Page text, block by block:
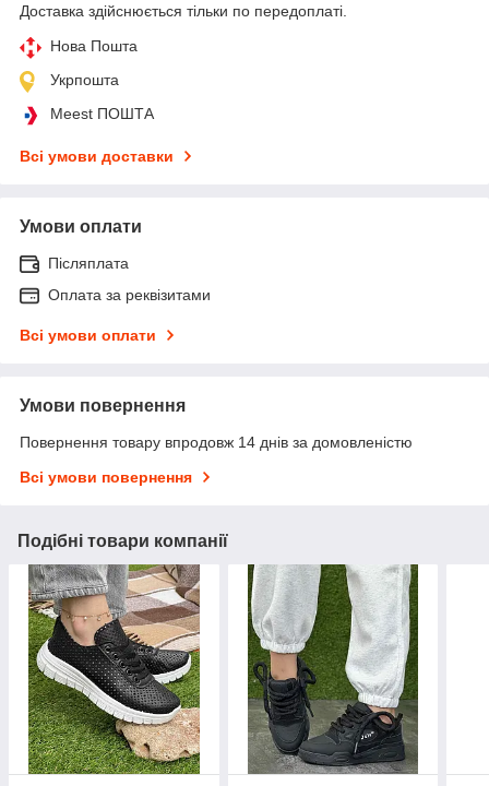
Доставка здійснюється тільки по передоплаті.
Нова Пошта
Укрпошта
Meest ПОШТА
Всі умови доставки
Умови оплати
Післяплата
Оплата за реквізитами
Всі умови оплати
Умови повернення
Повернення товару впродовж 14 днів за домовленістю
Всі умови повернення
Подібні товари компанії